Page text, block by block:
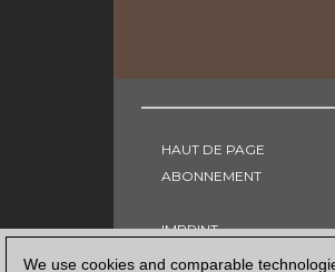
We use cookies and comparable
HAUT DE PAGE
ABONNEMENT
IMPRINT
POLITIQUE DE